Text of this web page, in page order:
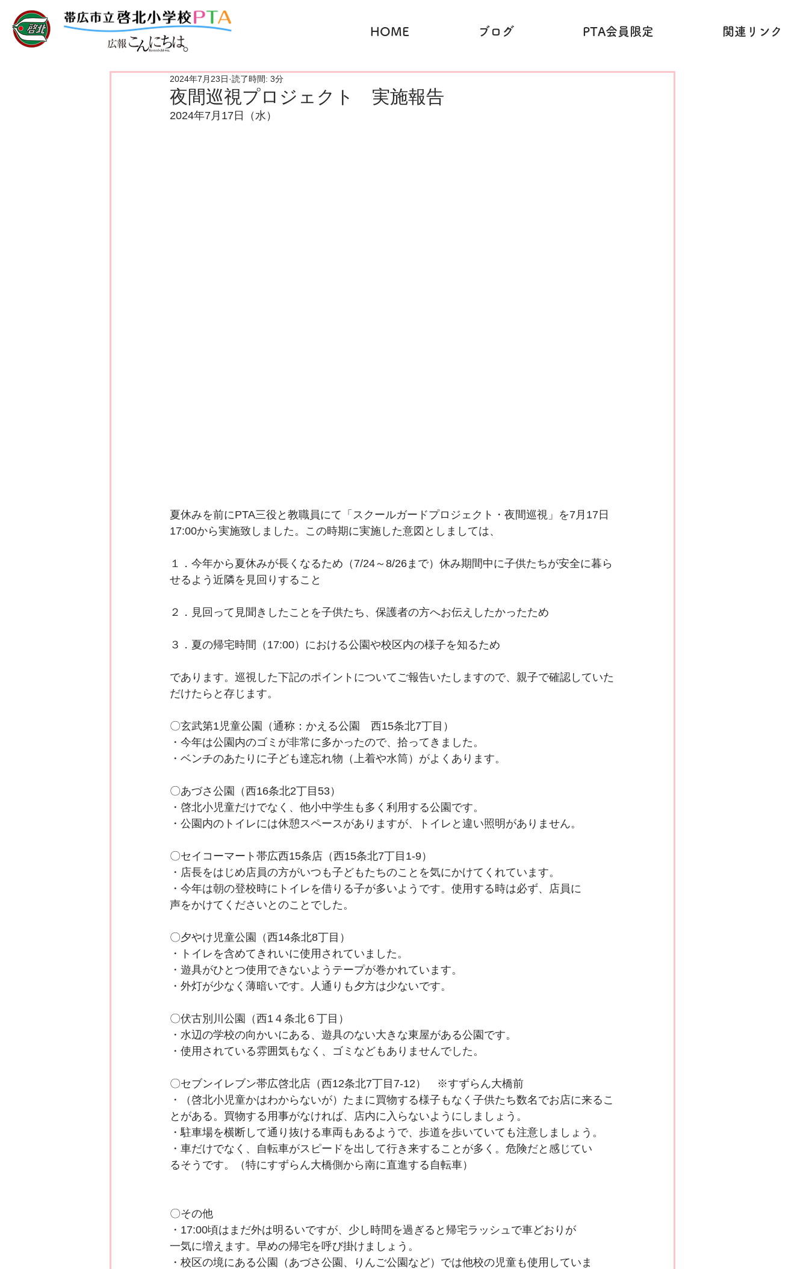
HOME ブログ PTA会員限定 関連リンク
夜間巡視プロジェクト 実施報告
2024年7月23日 読了時間: 3分
2024年7月17日（水）
夏休みを前にPTA三役と教職員にて「スクールガードプロジェクト・夜間巡視」を7月17日
17:00から実施致しました。この時期に実施した意図としましては、
１．今年から夏休みが長くなるため（7/24～8/26まで）休み期間中に子供たちが安全に暮ら
せるよう近隣を見回りすること
２．見回って見聞きしたことを子供たち、保護者の方へお伝えしたかったため
３．夏の帰宅時間（17:00）における公園や校区内の様子を知るため
であります。巡視した下記のポイントについてご報告いたしますので、親子で確認していた
だけたらと存じます。
〇玄武第1児童公園（通称：かえる公園　西15条北7丁目）
・今年は公園内のゴミが非常に多かったので、拾ってきました。
・ベンチのあたりに子ども達忘れ物（上着や水筒）がよくあります。
〇あづさ公園（西16条北2丁目53）
・啓北小児童だけでなく、他小中学生も多く利用する公園です。
・公園内のトイレには休憩スペースがありますが、トイレと違い照明がありません。
〇セイコーマート帯広西15条店（西15条北7丁目1-9）
・店長をはじめ店員の方がいつも子どもたちのことを気にかけてくれています。
・今年は朝の登校時にトイレを借りる子が多いようです。使用する時は必ず、店員に
声をかけてくださいとのことでした。
〇夕やけ児童公園（西14条北8丁目）
・トイレを含めてきれいに使用されていました。
・遊具がひとつ使用できないようテープが巻かれています。
・外灯が少なく薄暗いです。人通りも夕方は少ないです。
〇伏古別川公園（西1４条北６丁目）
・水辺の学校の向かいにある、遊具のない大きな東屋がある公園です。
・使用されている雰囲気もなく、ゴミなどもありませんでした。
〇セブンイレブン帯広啓北店（西12条北7丁目7-12）　※すずらん大橋前
・（啓北小児童かはわからないが）たまに買物する様子もなく子供たち数名でお店に来るこ
とがある。買物する用事がなければ、店内に入らないようにしましょう。
・駐車場を横断して通り抜ける車両もあるようで、歩道を歩いていても注意しましょう。
・車だけでなく、自転車がスピードを出して行き来することが多く。危険だと感じてい
るそうです。（特にすずらん大橋側から南に直進する自転車）
〇その他
・17:00頃はまだ外は明るいですが、少し時間を過ぎると帰宅ラッシュで車どおりが
一気に増えます。早めの帰宅を呼び掛けましょう。
・校区の境にある公園（あづさ公園、りんご公園など）では他校の児童も使用していま